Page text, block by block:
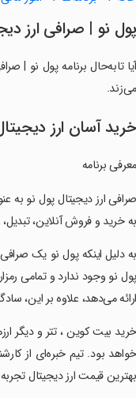
‏‏پول نو | صرافی ارز
آیا تابه‌حال برنامه ‏‏پول نو |
می‌زند.
خرید آسان ارز
‏‏معرفی برنامه
‏‏صرافی ارز دیجیتال پول نو به
به خرید و فروش آنلاین، تبدیل، واریز و برداشت بیش از ۳۰۰ رمزارز و انتقال
پول نو وجود ندارد و تمامی
ارائه می‌دهد، علاوه بر این،
‏‏خرید بیت کوین ، تتر و دیگر
خواهد بود. تیم خبره‌ای از
بهترین قیمت ارز دیجیتال